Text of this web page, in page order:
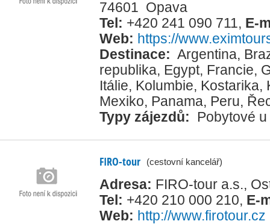
74601 Opava
Tel: +420 241 090 711, E-
Web: https://
Destinace: Argentina,
republika, Egypt, Francie,
Itálie, Kolumbie, Kostarika,
Mexiko, Panama, Peru,
Typy zájezdů:
Pobytové
FIRO-tour (cestovní kancelář)
Adresa: FIRO-tour a.s.,
Tel: +420 210 000 210, E-
Web: http://www.firotour.cz